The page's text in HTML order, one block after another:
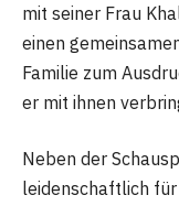
mit seiner Frau
einen
Familie zum
er mit ihnen
Neben der
leidenschaftlich